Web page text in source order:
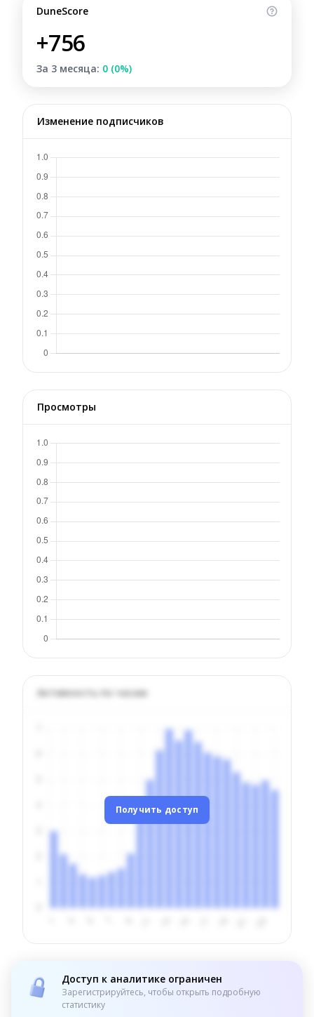
DuneScore
+756
За 3 месяца: 0 (0%)
Изменение подписчиков
Просмотры
Активность по часам
Получить доступ
Доступ к аналитике ограничен
Зарегистрируйтесь, чтобы открыть подробную
статистику